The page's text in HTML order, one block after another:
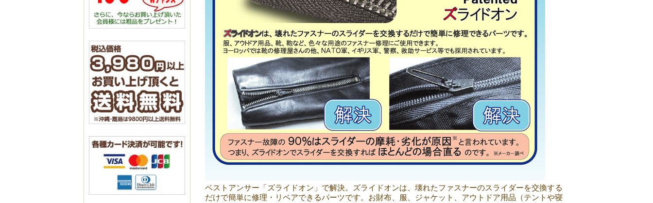
ベストアンサー「ズライドオン」で解決。ズライドオンは、壊れたファスナーのスライダーを交換する
だけで簡単に修理・リペアできるパーツです。お財布、服、ジャケット、アウトドア用品（テントや寝